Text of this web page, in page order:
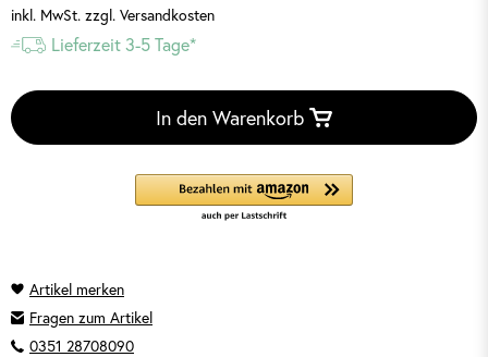
inkl. MwSt. zzgl. Versandkosten
Lieferzeit 3-5 Tage*
In den Warenkorb
Fragen zum Artikel
0351 28708090